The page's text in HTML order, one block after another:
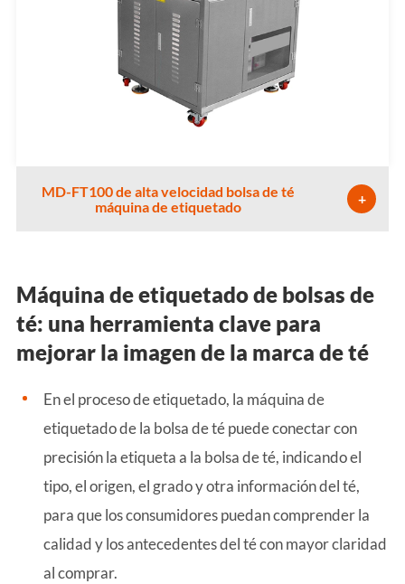
MD-FT100 de alta velocidad bolsa de té
máquina de etiquetado
+
Máquina de etiquetado de bolsas de
té: una herramienta clave para
mejorar la imagen de la marca de té
En el proceso de etiquetado, la máquina de
etiquetado de la bolsa de té puede conectar con
precisión la etiqueta a la bolsa de té, indicando el
tipo, el origen, el grado y otra información del té,
para que los consumidores puedan comprender la
calidad y los antecedentes del té con mayor claridad
al comprar.